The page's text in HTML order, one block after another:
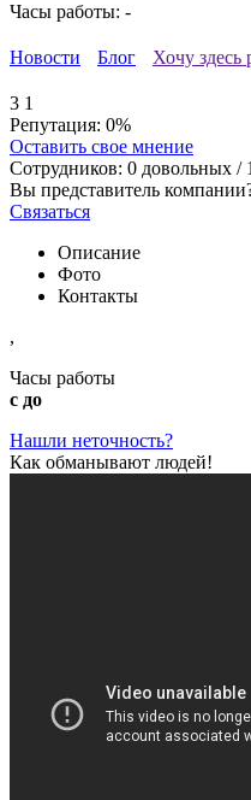
Часы работы: -
Новости Блог Хочу здесь
3 1
Репутация: 0%
Оставить свое мнение
Сотрудников: 0 довольных / 1
Вы представитель
Связаться
Описание
Фото
Контакты
,
Часы работы
с до
Нашли неточность?
Как обманывают людей!